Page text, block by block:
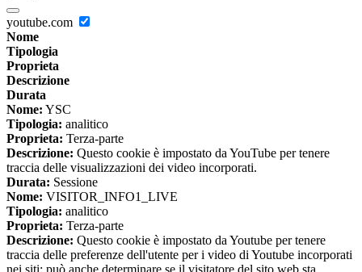
youtube.com
Nome
Tipologia
Proprieta
Descrizione
Durata
Nome: YSC
Tipologia: analitico
Proprieta: Terza-parte
Descrizione: Questo cookie è impostato da YouTube per tenere
traccia delle visualizzazioni dei video incorporati.
Durata: Sessione
Nome: VISITOR_INFO1_LIVE
Tipologia: analitico
Proprieta: Terza-parte
Descrizione: Questo cookie è impostato da Youtube per tenere
traccia delle preferenze dell'utente per i video di Youtube incorporati
nei siti; può anche determinare se il visitatore del sito web sta